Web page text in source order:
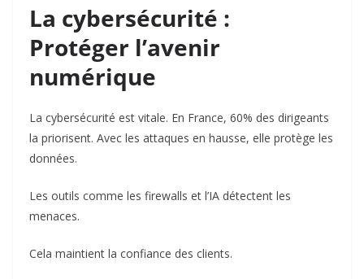
La cybersécurité :
Protéger l’avenir
numérique
La cybersécurité est vitale. En France, 60% des dirigeants
la priorisent. Avec les attaques en hausse, elle protège les
données.
Les outils comme les firewalls et l’IA détectent les
menaces.
Cela maintient la confiance des clients.